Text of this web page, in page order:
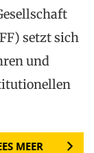
setzt sich
und
MEER